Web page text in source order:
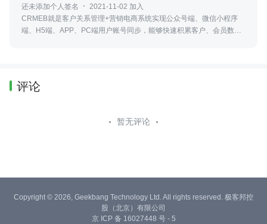
还未添加个人签名
2021-11-02 加入
CRMEB就是客户关系管理+营销电商系统实现公众号端、微信小程序
端、H5端、APP、PC端用户账号同步，能够快速积累客户、会员数据
评论
暂无评论
Copyright © 2026, Geekbang Technology Ltd. All rights reserved. 极客邦控
股（北京）有限公司
京 ICP 备 16027448 号 - 5